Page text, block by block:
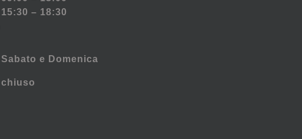
15:30 – 18:30
Sabato e Domenica
chiuso